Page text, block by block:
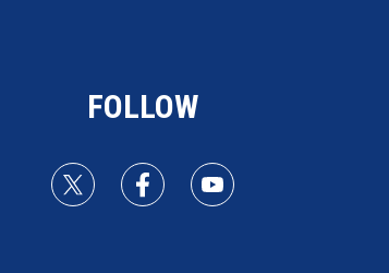
FOLLOW